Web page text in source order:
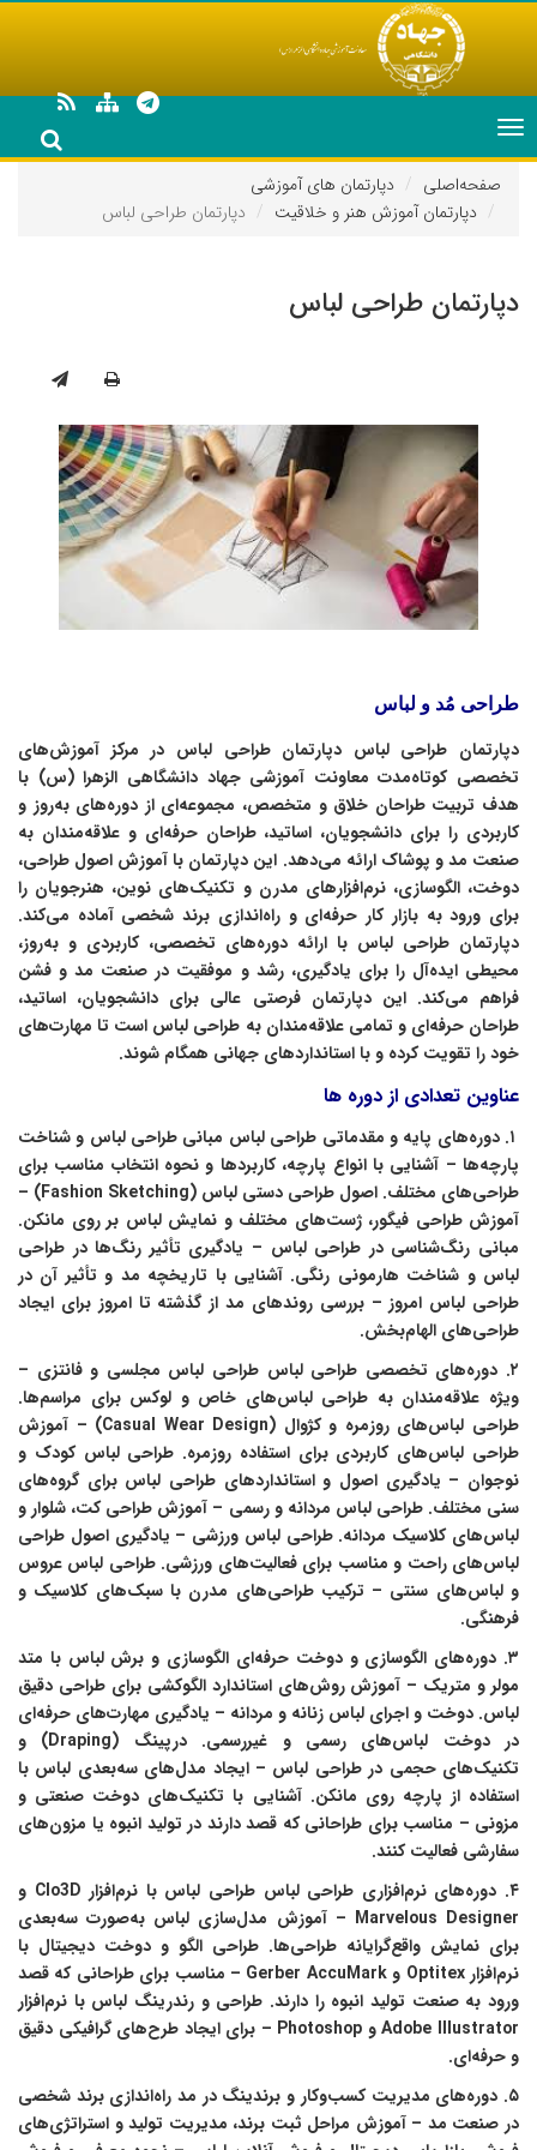
Toggle
navigation
صفحه‌اصلی
دپارتمان های آموزشی
دپارتمان آموزش هنر و خلاقیت
دپارتمان طراحی لباس
دپارتمان طراحی لباس
طراحی مُد و لباس
دپارتمان طراحی لباس دپارتمان طراحی لباس در مرکز آموزش‌های
تخصصی کوتاه‌مدت معاونت آموزشی جهاد دانشگاهی الزهرا (س) با
هدف تربیت طراحان خلاق و متخصص، مجموعه‌ای از دوره‌های به‌روز و
کاربردی را برای دانشجویان، اساتید، طراحان حرفه‌ای و علاقه‌مندان به
صنعت مد و پوشاک ارائه می‌دهد. این دپارتمان با آموزش اصول طراحی،
دوخت، الگو‌سازی، نرم‌افزارهای مدرن و تکنیک‌های نوین، هنرجویان را
برای ورود به بازار کار حرفه‌ای و راه‌اندازی برند شخصی آماده می‌کند.
دپارتمان طراحی لباس با ارائه دوره‌های تخصصی، کاربردی و به‌روز،
محیطی ایده‌آل را برای یادگیری، رشد و موفقیت در صنعت مد و فشن
فراهم می‌کند. این دپارتمان فرصتی عالی برای دانشجویان، اساتید،
طراحان حرفه‌ای و تمامی علاقه‌مندان به طراحی لباس است تا مهارت‌های
خود را تقویت کرده و با استانداردهای جهانی همگام شوند.
عناوین تعدادی از دوره ها
۱. دوره‌های پایه و مقدماتی طراحی لباس مبانی طراحی لباس و شناخت
پارچه‌ها – آشنایی با انواع پارچه، کاربردها و نحوه انتخاب مناسب برای
طراحی‌های مختلف. اصول طراحی دستی لباس (Fashion Sketching) –
آموزش طراحی فیگور، ژست‌های مختلف و نمایش لباس بر روی مانکن.
مبانی رنگ‌شناسی در طراحی لباس – یادگیری تأثیر رنگ‌ها در طراحی
لباس و شناخت هارمونی رنگی. آشنایی با تاریخچه مد و تأثیر آن در
طراحی لباس امروز – بررسی روندهای مد از گذشته تا امروز برای ایجاد
طراحی‌های الهام‌بخش.
۲. دوره‌های تخصصی طراحی لباس طراحی لباس مجلسی و فانتزی –
ویژه علاقه‌مندان به طراحی لباس‌های خاص و لوکس برای مراسم‌ها.
طراحی لباس‌های روزمره و کژوال (Casual Wear Design) – آموزش
طراحی لباس‌های کاربردی برای استفاده روزمره. طراحی لباس کودک و
نوجوان – یادگیری اصول و استانداردهای طراحی لباس برای گروه‌های
سنی مختلف. طراحی لباس مردانه و رسمی – آموزش طراحی کت، شلوار و
لباس‌های کلاسیک مردانه. طراحی لباس ورزشی – یادگیری اصول طراحی
لباس‌های راحت و مناسب برای فعالیت‌های ورزشی. طراحی لباس عروس
و لباس‌های سنتی – ترکیب طراحی‌های مدرن با سبک‌های کلاسیک و
فرهنگی.
۳. دوره‌های الگو‌سازی و دوخت حرفه‌ای الگو‌سازی و برش لباس با متد
مولر و متریک – آموزش روش‌های استاندارد الگو‌کشی برای طراحی دقیق
لباس. دوخت و اجرای لباس زنانه و مردانه – یادگیری مهارت‌های حرفه‌ای
در دوخت لباس‌های رسمی و غیررسمی. درپینگ (Draping) و
تکنیک‌های حجمی در طراحی لباس – ایجاد مدل‌های سه‌بعدی لباس با
استفاده از پارچه روی مانکن. آشنایی با تکنیک‌های دوخت صنعتی و
مزونی – مناسب برای طراحانی که قصد دارند در تولید انبوه یا مزون‌های
سفارشی فعالیت کنند.
۴. دوره‌های نرم‌افزاری طراحی لباس طراحی لباس با نرم‌افزار Clo3D و
Marvelous Designer – آموزش مدل‌سازی لباس به‌صورت سه‌بعدی
برای نمایش واقع‌گرایانه طراحی‌ها. طراحی الگو و دوخت دیجیتال با
نرم‌افزار Optitex و Gerber AccuMark – مناسب برای طراحانی که قصد
ورود به صنعت تولید انبوه را دارند. طراحی و رندرینگ لباس با نرم‌افزار
Adobe Illustrator و Photoshop – برای ایجاد طرح‌های گرافیکی دقیق
و حرفه‌ای.
۵. دوره‌های مدیریت کسب‌وکار و برندینگ در مد راه‌اندازی برند شخصی
در صنعت مد – آموزش مراحل ثبت برند، مدیریت تولید و استراتژی‌های